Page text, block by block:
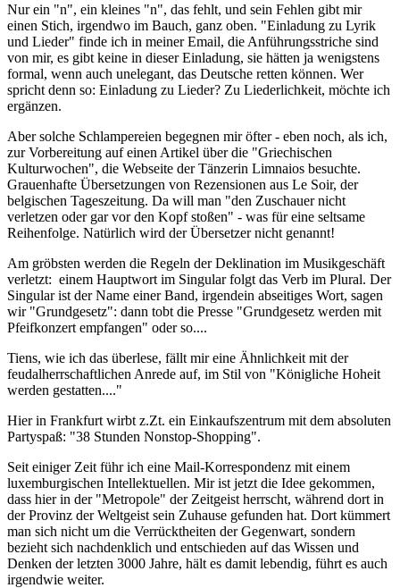
Nur ein "n", ein kleines "n", das fehlt, und sein Fehlen gibt mir
einen Stich, irgendwo im Bauch, ganz oben. "Einladung zu Lyrik
und Lieder" finde ich in meiner Email, die Anführungsstriche sind
von mir, es gibt keine in dieser Einladung, sie hätten ja wenigstens
formal, wenn auch unelegant, das Deutsche retten können. Wer
spricht denn so: Einladung zu Lieder? Zu Liederlichkeit, möchte ich
ergänzen.
Aber solche Schlampereien begegnen mir öfter - eben noch, als ich,
zur Vorbereitung auf einen Artikel über die "Griechischen
Kulturwochen", die Webseite der Tänzerin Limnaios besuchte.
Grauenhafte Übersetzungen von Rezensionen aus Le Soir, der
belgischen Tageszeitung. Da will man "den Zuschauer nicht
verletzen oder gar vor den Kopf stoßen" - was für eine seltsame
Reihenfolge. Natürlich wird der Übersetzer nicht genannt!
Am gröbsten werden die Regeln der Deklination im Musikgeschäft
verletzt: einem Hauptwort im Singular folgt das Verb im Plural. Der
Singular ist der Name einer Band, irgendein abseitiges Wort, sagen
wir "Grundgesetz": dann tobt die Presse "Grundgesetz werden mit
Pfeifkonzert empfangen" oder so....
Tiens, wie ich das überlese, fällt mir eine Ähnlichkeit mit der
feudalherrschaftlichen Anrede auf, im Stil von "Königliche Hoheit
werden gestatten...."
Hier in Frankfurt wirbt z.Zt. ein Einkaufszentrum mit dem absoluten
Partyspaß: "38 Stunden Nonstop-Shopping".
Seit einiger Zeit führ ich eine Mail-Korrespondenz mit einem
luxemburgischen Intellektuellen. Mir ist jetzt die Idee gekommen,
dass hier in der "Metropole" der Zeitgeist herrscht, während dort in
der Provinz der Weltgeist sein Zuhause gefunden hat. Dort kümmert
man sich nicht um die Verrücktheiten der Gegenwart, sondern
bezieht sich nachdenklich und entschieden auf das Wissen und
Denken der letzten 3000 Jahre, hält es damit lebendig, führt es auch
irgendwie weiter.